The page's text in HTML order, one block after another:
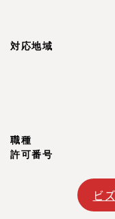
ためのプラッ
フェッショナ
ロフェッショ
た知見をもっ
必要とされる
「本当に必要
には、われわれ
はなく、読者の
を提供する必
読者は、新し
業、人的資本
対応地域
職種
許可番号
ビ